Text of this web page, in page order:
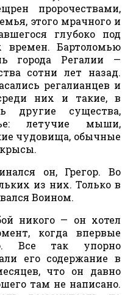
пророчествами,
этого мрачного и
глубоко под
Бартоломью
города Регалии —
сотни лет назад.
регалианцев и
них и такие, в
другие существа,
летучие мыши,
чудовища, обычные
он, Грегор. Во
из них. Только в
Воином.
никого — он хотел
когда впервые
Все так упорно
его содержание в
что он давно
там не написано.